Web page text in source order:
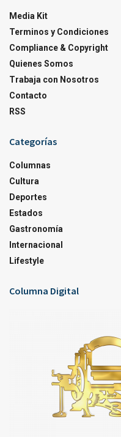
Media Kit
Terminos y Condiciones
Compliance & Copyright
Quienes Somos
Trabaja con Nosotros
Contacto
RSS
Categorías
Columnas
Cultura
Deportes
Estados
Gastronomía
Internacional
Lifestyle
Columna Digital